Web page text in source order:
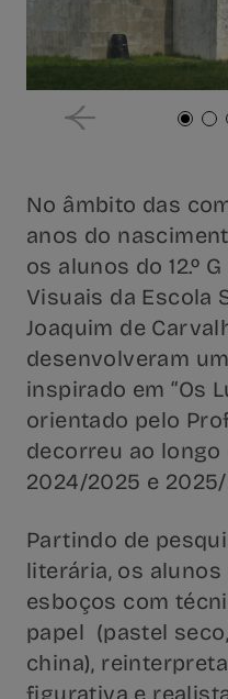
No âmbito das
anos do
os alunos do 12.º
Visuais da Escola
Joaquim de
desenvolveram
inspirado em “Os
orientado pelo
decorreu ao
2024/2025 e
Partindo de
literária, os
esboços com
papel (pastel
china),
figurativa e